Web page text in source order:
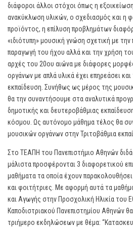
διάφοροι άλλοι στόχοι όπως η
ανακύκλωση υλικών, ο σχεδιασμός και η
προϊόντος, η επίλυση προβλημάτων
«ιδιότυπη» μουσική γνώση σχετική με
παραγωγή του ήχου αλλά και την χρήση
αρχές του 20ου αιώνα με διάφορες
οργάνων με απλά υλικά έχει επηρεάσει
εκπαίδευση. Συνήθως ως μέρος της
θα την συναντήσουμε στα αναλυτικά
δημοτικής και δευτεροβάθμιας
κόσμου. Ως αυτόνομο μάθημα τέλος θα
μουσικών οργάνων στην Τριτοβάθμια
Στο ΤΕΑΠΗ του Πανεπιστήμιο Αθηνών
μάλιστα προσφέρονται 3 διαφορετικού
μαθήματα τα οποία έχουν
και φοιτήτριες. Με αφορμή αυτά τα
και Αγωγής στην Προσχολική Ηλικία του
Καποδιστριακού Πανεπιστημίου Αθηνών
τριήμερο εκδηλώσεων με θέμα: